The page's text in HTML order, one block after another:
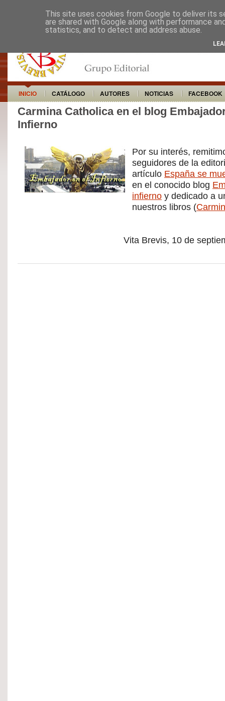
INICIO CATÁLOGO AUTORES NOTICIAS FACEBOOK
Carmina Catholica en el blog
Infierno
Por su interés,
seguidores de la
artículo España se
en el conocido blog
infierno y dedicado a
nuestros libros (
Vita Brevis, 10 de
This site uses cookies from Google to deliver its
are shared with Google along with performance
statistics, and to detect and address abuse.